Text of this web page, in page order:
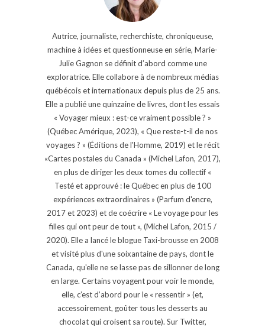
Autrice, journaliste, recherchiste, chroniqueuse,
machine à idées et questionneuse en série, Marie-
Julie Gagnon se définit d’abord comme une
exploratrice. Elle collabore à de nombreux médias
québécois et internationaux depuis plus de 25 ans.
Elle a publié une quinzaine de livres, dont les essais
« Voyager mieux : est-ce vraiment possible ? »
(Québec Amérique, 2023), « Que reste-t-il de nos
voyages ? » (Éditions de l'Homme, 2019) et le récit
«Cartes postales du Canada » (Michel Lafon, 2017),
en plus de diriger les deux tomes du collectif «
Testé et approuvé : le Québec en plus de 100
expériences extraordinaires » (Parfum d'encre,
2017 et 2023) et de coécrire « Le voyage pour les
filles qui ont peur de tout », (Michel Lafon, 2015 /
2020). Elle a lancé le blogue Taxi-brousse en 2008
et visité plus d'une soixantaine de pays, dont le
Canada, qu'elle ne se lasse pas de sillonner de long
en large. Certains voyagent pour voir le monde,
elle, c’est d’abord pour le « ressentir » (et,
accessoirement, goûter tous les desserts au
chocolat qui croisent sa route). Sur Twitter,